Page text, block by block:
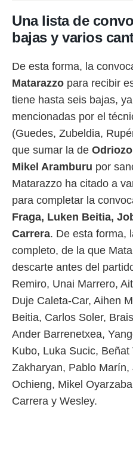
Una lista de
bajas y varios
De esta forma, la
Matarazzo para recibir
tiene hasta seis bajas,
mencionadas por el
(Guedes, Zubeldia,
que sumar la de
Mikel Aramburu por
Matarazzo ha citado a
para completar la
Fraga, Luken Beitia,
Carrera. De esta forma,
completo, de la que
descarte antes del
Remiro, Unai Marrero,
Duje Caleta-Car, Aihen
Beitia, Carlos Soler,
Ander Barrenetxea,
Kubo, Luka Sucic, Beñat
Zakharyan, Pablo
Ochieng, Mikel
Carrera y Wesley.